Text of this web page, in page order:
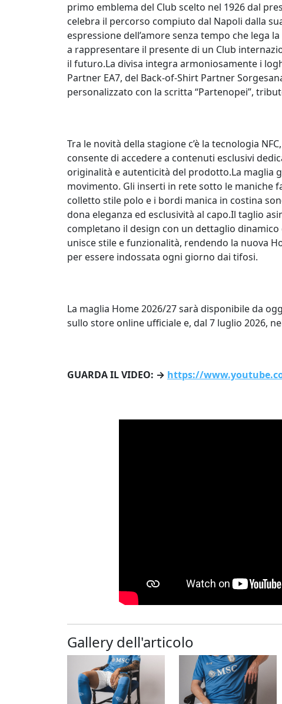
primo emblema del Club scelto nel 1926 dal
celebra il percorso compiuto dal Napoli dalla
espressione dell’amore senza tempo che lega
a rappresentare il presente di un Club
il futuro.La divisa integra armoniosamente i
Partner EA7, del Back-of-Shirt Partner
personalizzato con la scritta “Partenopei”,
Tra le novità della stagione c’è la tecnologia
consente di accedere a contenuti esclusivi
originalità e autenticità del prodotto.La maglia
movimento. Gli inserti in rete sotto le maniche
colletto stile polo e i bordi manica in costina
dona eleganza ed esclusività al capo.Il taglio
completano il design con un dettaglio
unisce stile e funzionalità, rendendo la nuova
per essere indossata ogni giorno dai tifosi.
La maglia Home 2026/27 sarà disponibile da
sullo store online ufficiale e, dal 7 luglio 2026,
GUARDA IL VIDEO: → https://
Gallery dell'articolo